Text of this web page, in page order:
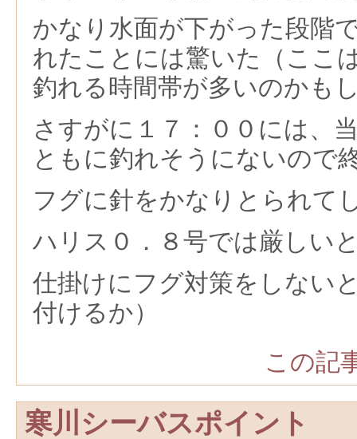
かなり水面が下がった段階
れたことには驚いた（ここ
釣れる時間帯が多いのかも
さすがに１７：００には、
ともに釣れそうにないので
フグに針をかなりとられて
ハリス０．８号では厳しい
仕掛けにフグ対策をしない
付けるか）
この記
寒川シーバスポイント